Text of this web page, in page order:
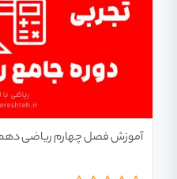
آموزش فصل چهارم ریاضی